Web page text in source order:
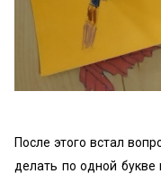
После этого встал
делать по одной